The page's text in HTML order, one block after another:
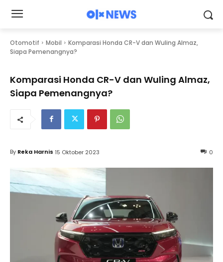
Otomotif Mobil
Komparasi Honda CR-V dan Wuling Almaz,
Siapa Pemenangnya?
Komparasi Honda CR-V dan Wuling Almaz,
Siapa Pemenangnya?
0
By Reka Harnis 15 Oktober 2023